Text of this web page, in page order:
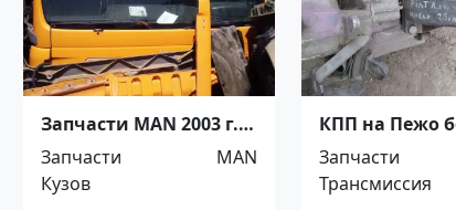
Запчасти MAN 2003 г.
авто в разборе
Новотитаровская
Запчасти
MAN
Кузов
КПП на Пежо
Краснодар
Запчасти
Трансмиссия